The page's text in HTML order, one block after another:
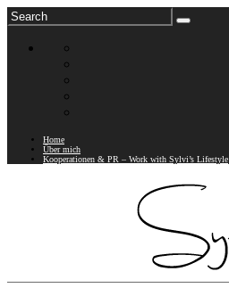
Home
Über mich
Kooperationen & PR – Work with Sylvi’s Lifestyle